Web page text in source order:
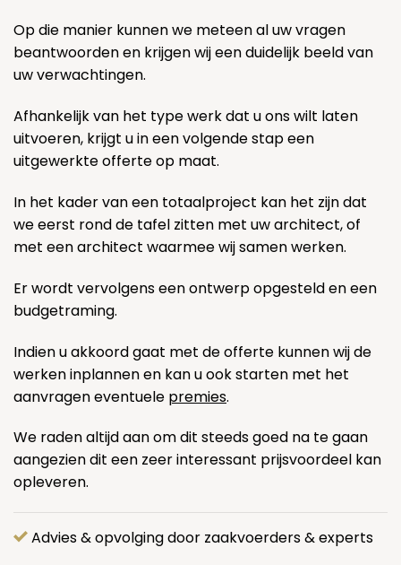
Op die manier kunnen we meteen al uw vragen
beantwoorden en krijgen wij een duidelijk beeld van
uw verwachtingen.
Afhankelijk van het type werk dat u ons wilt laten
uitvoeren, krijgt u in een volgende stap een
uitgewerkte offerte op maat.
In het kader van een totaalproject kan het zijn dat
we eerst rond de tafel zitten met uw architect, of
met een architect waarmee wij samen werken.
Er wordt vervolgens een ontwerp opgesteld en een
budgetraming.
Indien u akkoord gaat met de offerte kunnen wij de
werken inplannen en kan u ook starten met het
aanvragen eventuele premies.
We raden altijd aan om dit steeds goed na te gaan
aangezien dit een zeer interessant prijsvoordeel kan
opleveren.
Advies & opvolging door zaakvoerders & experts